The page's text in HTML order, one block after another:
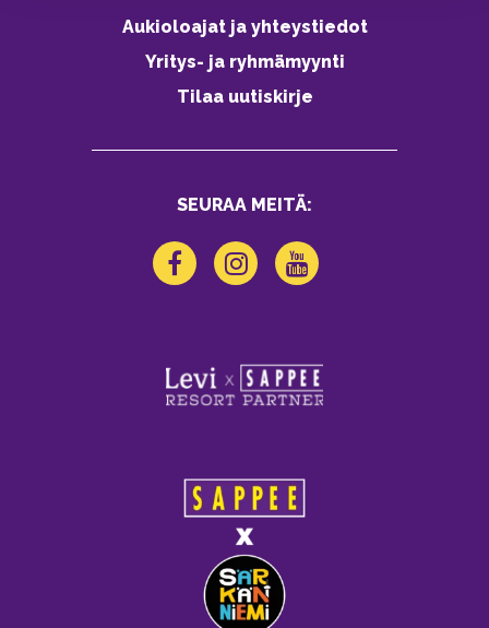
Aukioloajat ja yhteystiedot
Yritys- ja ryhmämyynti
Tilaa uutiskirje
SEURAA MEITÄ: